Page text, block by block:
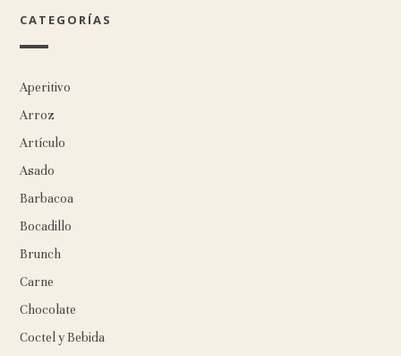
CATEGORÍAS
Aperitivo
Arroz
Artículo
Asado
Barbacoa
Bocadillo
Brunch
Carne
Chocolate
Coctel y Bebida